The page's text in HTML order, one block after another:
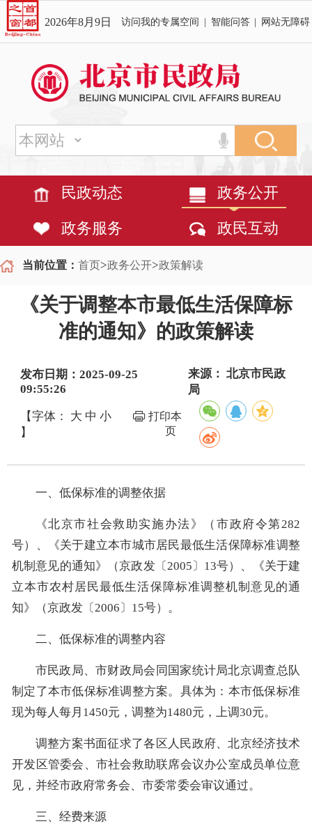
2026年8月9日 访问我的专属空间 智能问答 网站无障碍
民政动态 政务公开
政务服务 政民互动
当前位置： 首页>政务公开>政策解读
《关于调整本市最低生活保障标
准的通知》的政策解读
发布日期：2025-09-25
09:55:26
来源： 北京市民政
局
【字体： 大 中 小
】
打印本
页
一、低保标准的调整依据
《北京市社会救助实施办法》（市政府令第282
号）、《关于建立本市城市居民最低生活保障标准调整
机制意见的通知》（京政发〔2005〕13号）、《关于建
立本市农村居民最低生活保障标准调整机制意见的通
知》（京政发〔2006〕15号）。
二、低保标准的调整内容
市民政局、市财政局会同国家统计局北京调查总队
制定了本市低保标准调整方案。具体为：本市低保标准
现为每人每月1450元，调整为1480元，上调30元。
调整方案书面征求了各区人民政府、北京经济技术
开发区管委会、市社会救助联席会议办公室成员单位意
见，并经市政府常务会、市委常委会审议通过。
三、经费来源